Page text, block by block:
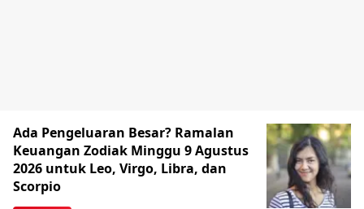
Ada Pengeluaran Besar? Ramalan
Keuangan Zodiak Minggu 9 Agustus
2026 untuk Leo, Virgo, Libra, dan
Scorpio